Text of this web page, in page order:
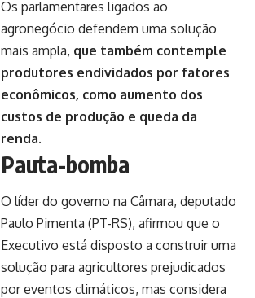
Os parlamentares ligados ao
agronegócio defendem uma solução
mais ampla, que também contemple
produtores endividados por fatores
econômicos, como aumento dos
custos de produção e queda da
renda.
Pauta-bomba
O líder do governo na Câmara, deputado
Paulo Pimenta (PT-RS), afirmou que o
Executivo está disposto a construir uma
solução para agricultores prejudicados
por eventos climáticos, mas considera